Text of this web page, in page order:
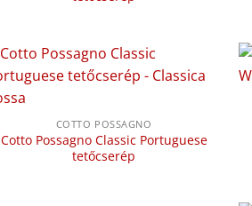
COTTO POSSAGNO
Cotto Possagno Classic Portuguese
tetőcserép